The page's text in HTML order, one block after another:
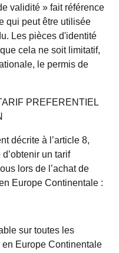
validité » fait référence
qui peut être utilisée
Les pièces d'identité
cela ne soit limitatif,
le permis de
PREFERENTIEL
décrite à l’article 8,
d’obtenir un tarif
lors de l’achat de
Europe Continentale :
sur toutes les
Europe Continentale